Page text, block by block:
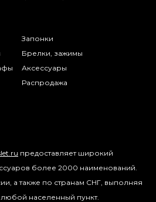
Запонки
Брелки, зажимы
Аксессуары
Распродажа
предоставляет широкий
более 2000 наименований.
а также по странам СНГ, выполняя
населенный пункт.